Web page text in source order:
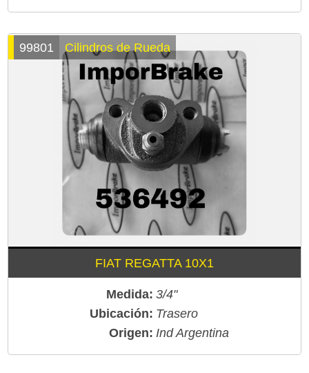
FIAT REGATTA 10X1
Medida: 3/4"
Ubicación: Trasero
Origen: Ind Argentina
99801 Cilindros de Rueda